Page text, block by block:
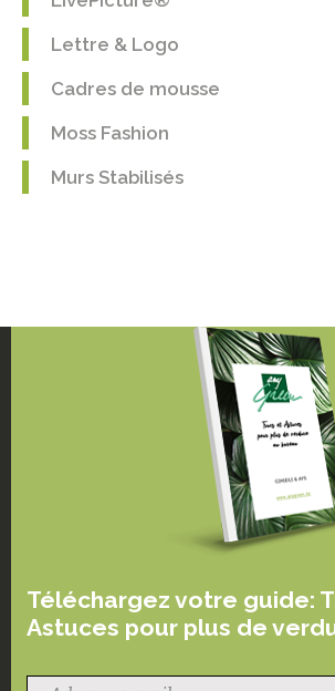
Lettre & Logo
Cadres de mousse
Moss Fashion
Murs Stabilisés
Téléchargez votre guide:
Astuces pour plus de